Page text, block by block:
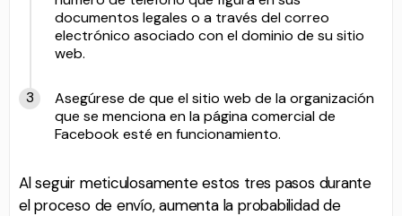
documentos legales o a través del correo
electrónico asociado con el dominio de su sitio
web.
Asegúrese de que el sitio web de la organización
que se menciona en la página comercial de
Facebook esté en funcionamiento.
Al seguir meticulosamente estos tres pasos durante
el proceso de envío, aumenta la probabilidad de